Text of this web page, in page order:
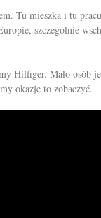
Tu mieszka i tu
szczególnie
Hilfiger. Mało osób
okazję to zobaczyć.